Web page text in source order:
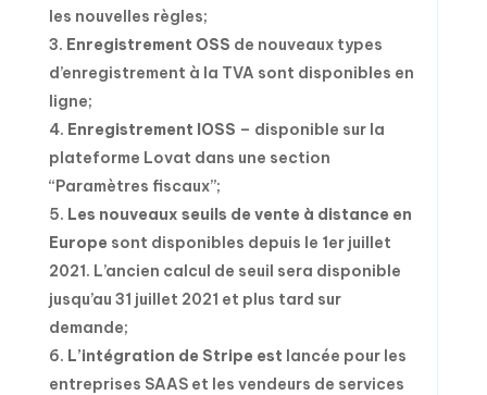
les nouvelles règles;
Enregistrement OSS de nouveaux types
d’enregistrement à la TVA sont disponibles en
ligne;
Enregistrement IOSS – disponible sur la
plateforme Lovat dans une section
“Paramètres fiscaux”;
Les nouveaux seuils de vente à distance en
Europe sont disponibles depuis le 1er juillet
2021. L’ancien calcul de seuil sera disponible
jusqu’au 31 juillet 2021 et plus tard sur
demande;
L’intégration de Stripe est lancée pour les
entreprises SAAS et les vendeurs de services